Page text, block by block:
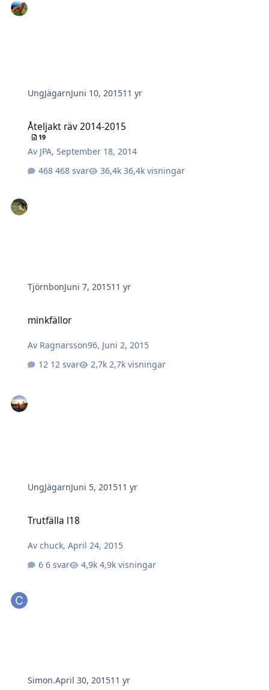
UngJägarnJuni 10, 201511 yr
Åteljakt räv 2014-2015
19
Av JPA,September 18, 2014
468 svar
36,4k visningar
TjörnbonJuni 7, 201511 yr
minkfällor
Av Ragnarsson96, Juni 2, 2015
12 svar
2,7k visningar
UngJägarnJuni 5, 201511 yr
Trutfälla l18
Avchuck,April 24, 2015
6 svar
4,9k visningar
Simon.April 30, 201511 yr